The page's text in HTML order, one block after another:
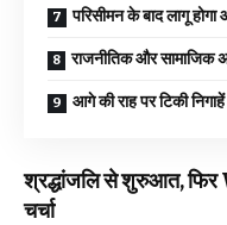
परिसीमन के बाद लागू होगा
राजनीतिक और सामाजिक
आगे की राह पर टिकी निगाहें
श्रद्धांजलि से शुरुआत,
चर्चा